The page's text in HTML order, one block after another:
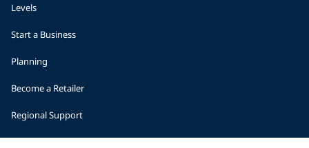
Levels
Start a Business
Planning
Become a Retailer
Regional Support